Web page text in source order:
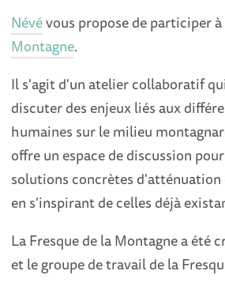
Névévous propose de participer
Montagne.
Il s'agit d'un atelier collaboratif
discuter des enjeux liés aux
humaines sur le milieu
offre un espace de discussion
solutions concrètes
en s'inspirant de celles déjà
La Fresque de la Montagne a été
et le groupe de travail de la